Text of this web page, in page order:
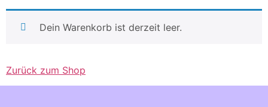
Dein Warenkorb ist derzeit leer.
Zurück zum Shop